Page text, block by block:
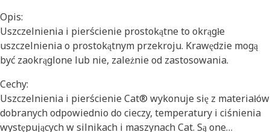
Opis:
Uszczelnienia i pierścienie prostokątne to okrągłe
uszczelnienia o prostokątnym przekroju. Krawędzie mogą
być zaokrąglone lub nie, zależnie od zastosowania.
Cechy:
Uszczelnienia i pierścienie Cat® wykonuje się z materiałów
dobranych odpowiednio do cieczy, temperatury i ciśnienia
występujących w silnikach i maszynach Cat. Są one